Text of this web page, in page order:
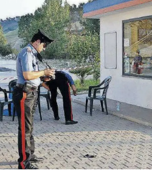
SOCIETÀ
CULTURA
ECONOMIA E LAVORO
EVENTI
SPORT
Streaming
LAC TV